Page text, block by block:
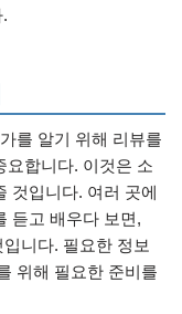
를 알기 위해 리뷰를
요합니다. 이것은 소
것입니다. 여러 곳에
듣고 배우다 보면,
니다. 필요한 정보
위해 필요한 준비를